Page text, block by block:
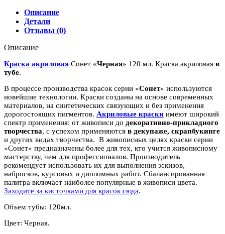
Описание
Детали
Отзывы (0)
Описание
Краска акриловая Сонет «Черная» 120 мл. Краска акриловая в
тубе.
В процессе производства красок серии «Сонет» используются
новейшие технологии. Краски созданы на основе современных
материалов, на синтетических связующих и без применения
дорогостоящих пигментов. Акриловые краски имеют широкий
спектр применения: от живописи до декоративно-прикладного
творчества, с успехом применяются в декупаже, скрапбукинге
и других видах творчества. В живописных целях краски серии
«Сонет» предназначены более для тех, кто учится живописному
мастерству, чем для профессионалов. Производитель
рекомендует использовать их для выполнения эскизов,
набросков, курсовых и дипломных работ. Сбалансированная
палитра включает наиболее популярные в живописи цвета.
Заходите за кисточками для красок сюда.
Объем тубы: 120мл.
Цвет: Черная.